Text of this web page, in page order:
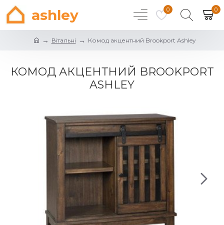
ashley 0 0
Вітальні Комод акцентний Brookport Ashley
КОМОД АКЦЕНТНИЙ BROOKPORT
ASHLEY